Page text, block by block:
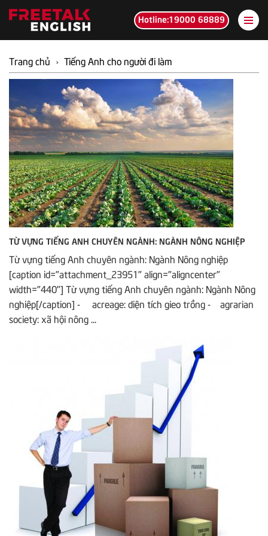
Hotline:19000 68889
Trang chủ › Tiếng Anh cho người đi làm
TỪ VỰNG TIẾNG ANH CHUYÊN NGÀNH: NGÀNH NÔNG NGHIỆP
Từ vựng tiếng Anh chuyên ngành: Ngành Nông nghiệp
[caption id="attachment_23951" align="aligncenter"
width="440"] Từ vựng tiếng Anh chuyên ngành: Ngành Nông
nghiệp[/caption] - acreage: diện tích gieo trồng - agrarian
society: xã hội nông ...